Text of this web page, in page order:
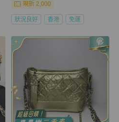
現折 2,000
狀況良好 香港 免運